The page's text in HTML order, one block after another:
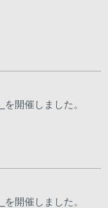
を開催しました。
を開催しました。